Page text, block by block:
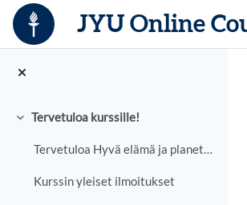
Siirry pääsisältöön
JYU Online
Tiivistä
Tervetuloa kurssille!
Tervetuloa Hyvä elämä ja planetaarinen hyvinvointi...
Kurssin yleiset ilmoitukset